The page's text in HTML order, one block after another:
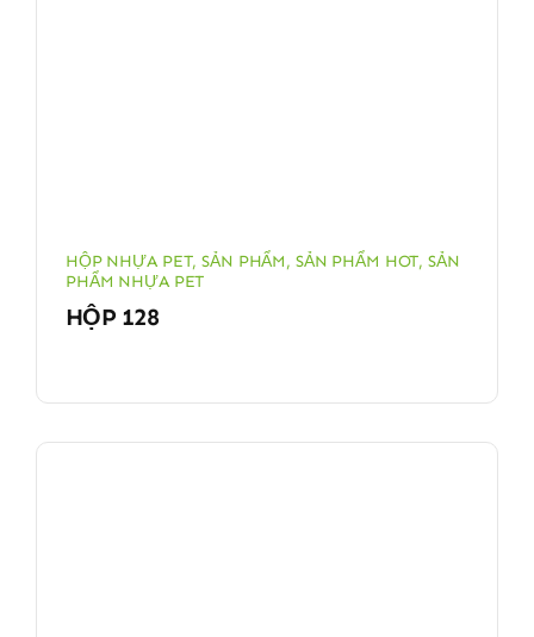
HỘP NHỰA PET,SẢN PHẨM, SẢN PHẨM HOT,SẢN
PHẨM NHỰA PET
HỘP 128